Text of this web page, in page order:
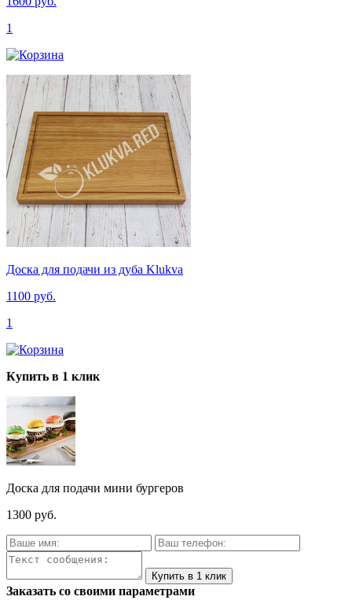
1
Доска для подачи из дуба Klukva
1100 руб.
1
Купить в 1 клик
Доска для подачи мини бургеров
1300 руб.
Заказать со своими параметрами